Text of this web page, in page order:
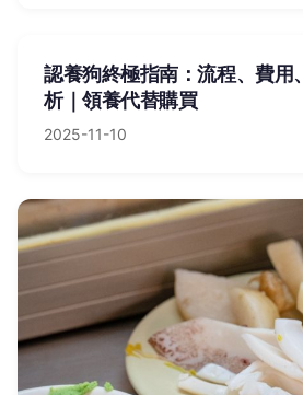
認養狗終極指南：流程、費用
析｜領養代替購買
2025-11-10